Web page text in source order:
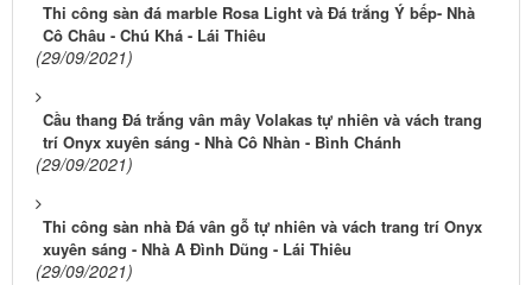
Thi công sàn đá marble Rosa Light và Đá trắng Ý bếp- Nhà
Cô Châu - Chú Khá - Lái Thiêu
(29/09/2021)
Cầu thang Đá trắng vân mây Volakas tự nhiên và vách trang
trí Onyx xuyên sáng - Nhà Cô Nhàn - Bình Chánh
(29/09/2021)
Thi công sàn nhà Đá vân gỗ tự nhiên và vách trang trí Onyx
xuyên sáng - Nhà A Đình Dũng - Lái Thiêu
(29/09/2021)